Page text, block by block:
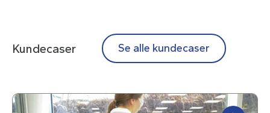
Kundecaser Se alle kundecaser